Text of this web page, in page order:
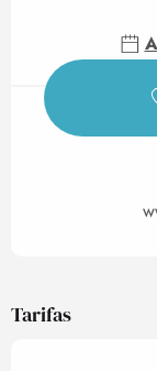
Tarifas